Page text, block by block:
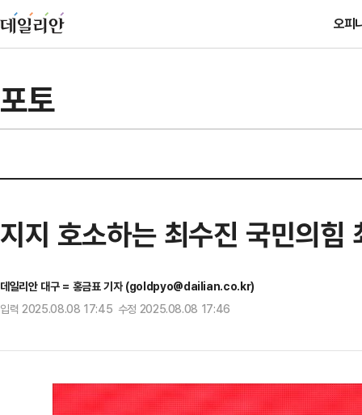
오피
포토
지지 호소하는 최수진 국민의힘
데일리안 대구 = 홍금표 기자 (goldpyo@dailian.co.kr)
입력 2025.08.08 17:45 수정 2025.08.08 17:46